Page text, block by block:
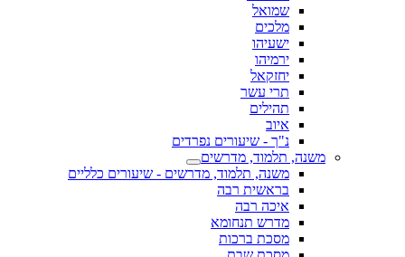
שמואל
מלכים
ישעיהו
ירמיהו
יחזקאל
תרי עשר
תהילים
איוב
נ"ך - שיעורים נפרדים
משנה, תלמוד, מדרשים
משנה, תלמוד, מדרשים - שיעורים כלליים
בראשית רבה
איכה רבה
מדרש תנחומא
מסכת ברכות